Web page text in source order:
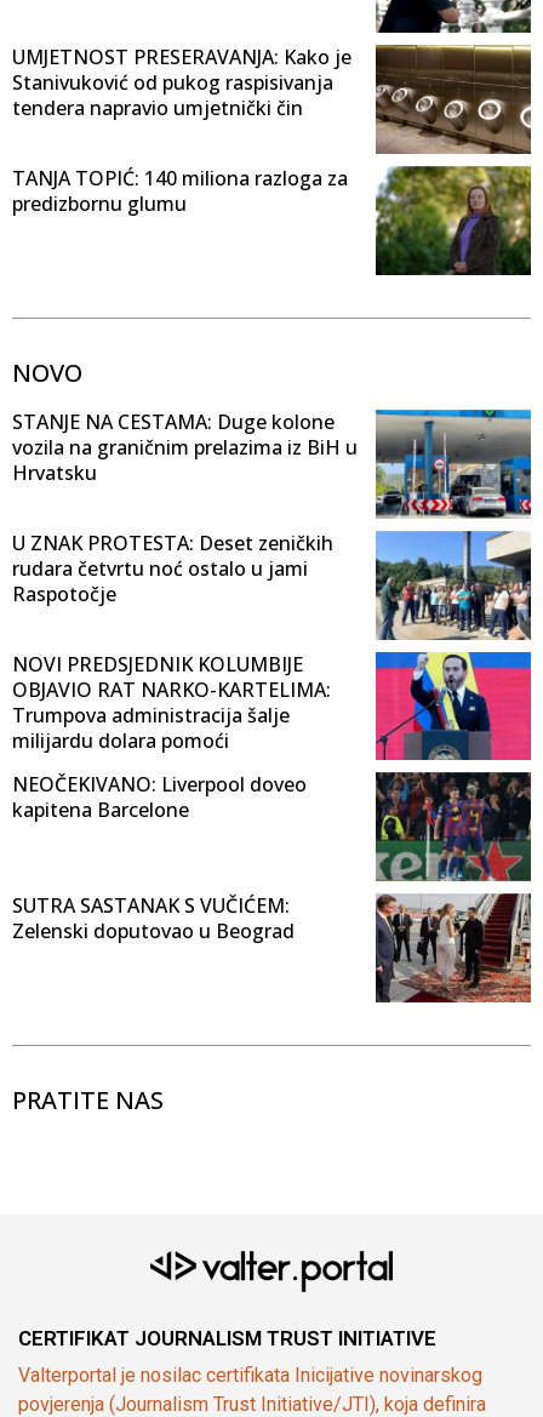
UMJETNOST PRESERAVANJA: Kako je
Stanivuković od pukog raspisivanja
tendera napravio umjetnički čin
TANJA TOPIĆ: 140 miliona razloga za
predizbornu glumu
NOVO
STANJE NA CESTAMA: Duge kolone
vozila na graničnim prelazima iz BiH u
Hrvatsku
U ZNAK PROTESTA: Deset zeničkih
rudara četvrtu noć ostalo u jami
Raspotočje
NOVI PREDSJEDNIK KOLUMBIJE
OBJAVIO RAT NARKO-KARTELIMA:
Trumpova administracija šalje
milijardu dolara pomoći
NEOČEKIVANO: Liverpool doveo
kapitena Barcelone
SUTRA SASTANAK S VUČIĆEM:
Zelenski doputovao u Beograd
PRATITE NAS
CERTIFIKAT JOURNALISM TRUST INITIATIVE
Valterportal je nosilac certifikata Inicijative novinarskog
povjerenja (Journalism Trust Initiative/JTI), koja definira